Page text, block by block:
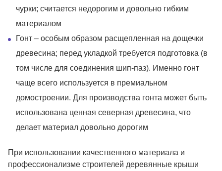
чурки; считается недорогим и довольно гибким
материалом
Гонт – особым образом расщепленная на дощечки
древесина; перед укладкой требуется подготовка (в
том числе для соединения шип-паз). Именно гонт
чаще всего используется в премиальном
домостроении. Для производства гонта может быть
использована ценная северная древесина, что
делает материал довольно дорогим
При использовании качественного материала и
профессионализме строителей деревянные крыши